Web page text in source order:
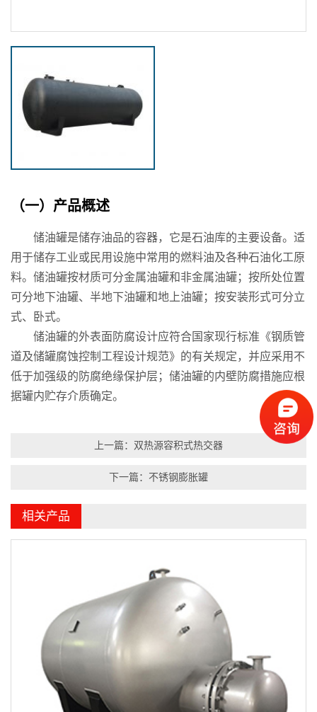
（一）产品概述
储油罐是储存油品的容器，它是石油库的主要设备。适
用于储存工业或民用设施中常用的燃料油及各种石油化工原
料。储油罐按材质可分金属油罐和非金属油罐；按所处位置
可分地下油罐、半地下油罐和地上油罐；按安装形式可分立
式、卧式。
储油罐的外表面防腐设计应符合国家现行标准《钢质管
道及储罐腐蚀控制工程设计规范》的有关规定，并应采用不
低于加强级的防腐绝缘保护层；储油罐的内壁防腐措施应根
据罐内贮存介质确定。
上一篇：双热源容积式热交器
下一篇：不锈钢膨胀罐
相关产品